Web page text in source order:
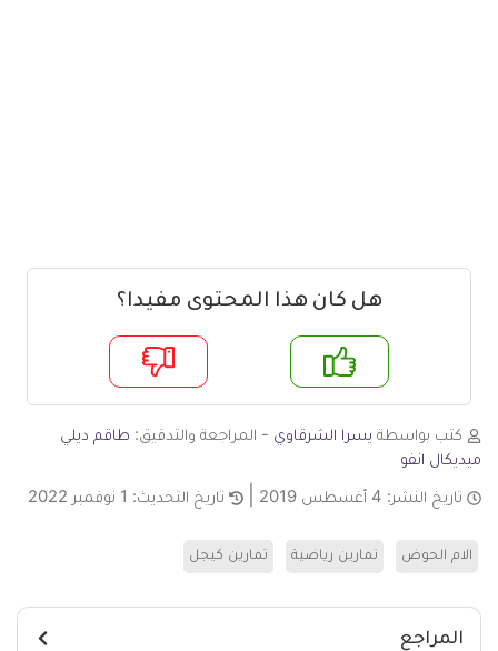
هل كان هذا المحتوى مفيدا؟
لا
كتب بواسطة يسرا الشرقاوي - المراجعة والتدقيق: طاقم ديلي
ميديكال انفو
تاريخ النشر: 4 أغسطس 2019 تاريخ التحديث: 1 نوفمبر 2022
الام الحوض تمارين رياضية تمارين كيجل
المراجع